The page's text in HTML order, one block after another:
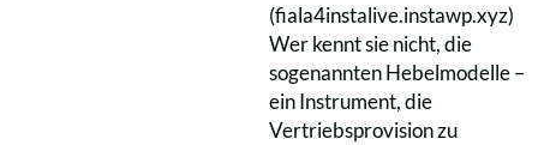
(fiala4instalive.instawp.xyz)
Wer kennt sie nicht, die
sogenannten Hebelmodelle –
ein Instrument, die
Vertriebsprovision zu